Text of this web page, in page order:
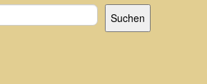
Suchen